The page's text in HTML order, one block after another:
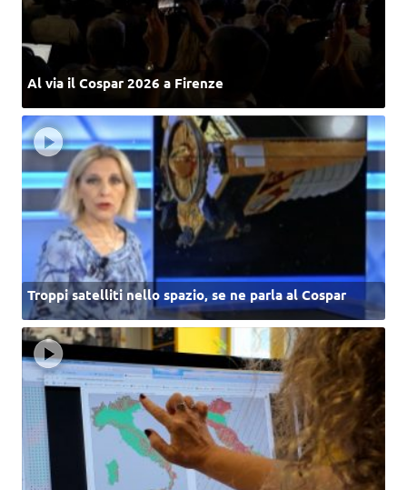
Al via il Cospar 2026 a Firenze
Troppi satelliti nello spazio, se ne parla al Cospar